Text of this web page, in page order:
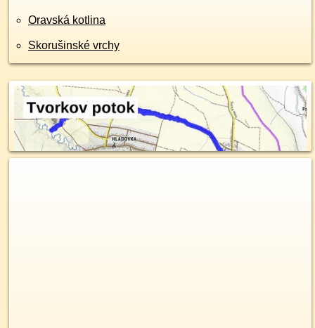
Oravská kotlina
Skorušinské vrchy